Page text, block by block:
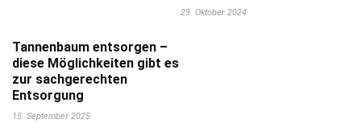
29. Oktober 2024
Tannenbaum entsorgen –
diese Möglichkeiten gibt es
zur sachgerechten
Entsorgung
15. September 2025